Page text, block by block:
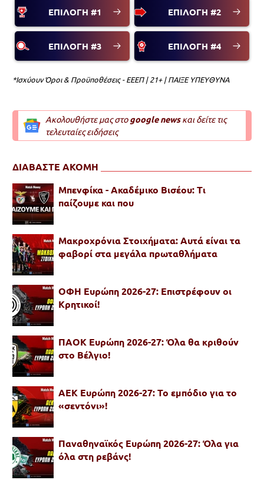
ΕΠΙΛΟΓΗ #1 ΕΠΙΛΟΓΗ #2
ΕΠΙΛΟΓΗ #3 ΕΠΙΛΟΓΗ #4
*Ισχύουν Όροι & Προϋποθέσεις - ΕΕΕΠ | 21+ | ΠΑΙΞΕ ΥΠΕΥΘΥΝΑ
Ακολουθήστε μας στοgoogle newsκαι δείτε τις
τελευταίες ειδήσεις
ΔΙΑΒΑΣΤΕ ΑΚΟΜΗ
Μπενφίκα - Ακαδέμικο Βισέου: Τι
παίζουμε και που
Μακροχρόνια Στοιχήματα: Αυτά είναι τα
φαβορί στα μεγάλα πρωταθλήματα
ΟΦΗ Ευρώπη 2026-27: Επιστρέφουν οι
Κρητικοί!
ΠΑΟΚ Ευρώπη 2026-27: Όλα θα κριθούν
στο Βέλγιο!
ΑΕΚ Ευρώπη 2026-27: Το εμπόδιο για το
«σεντόνι»!
Παναθηναϊκός Ευρώπη 2026-27: Όλα για
όλα στη ρεβάνς!